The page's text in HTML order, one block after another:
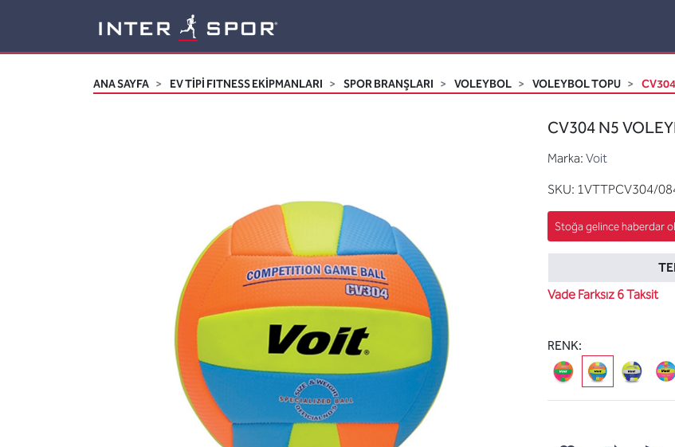
ANA SAYFA EV TİPİ FITNESS EKİPMANLARI SPOR BRANŞLARI VOLEYBOL VOLEYBOL TOPU
CV304 N5
Marka: Voit
SKU: 1VTTPCV304/
Vade Farksız 6 Taksit
RENK: